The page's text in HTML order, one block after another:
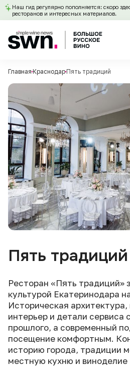
Наш гид регулярно пополняется: скоро
ресторанов и интересных материалов.
Главная Краснодар Пять традиций
Пять традиций
Ресторан «Пять традиций»
культурой Екатеринодара
Историческая
интерьер и детали
прошлого, а современный
посещение комфортным.
историю города, традиции
местную кухню и виноделие